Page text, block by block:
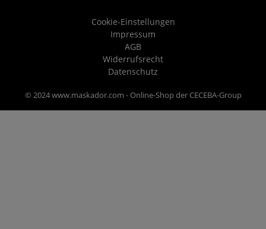
Cookie-Einstellungen
Impressum
AGB
Widerrufsrecht
Datenschutz
© 2024 www.maskador.com - Online-Shop der CECEBA-Group